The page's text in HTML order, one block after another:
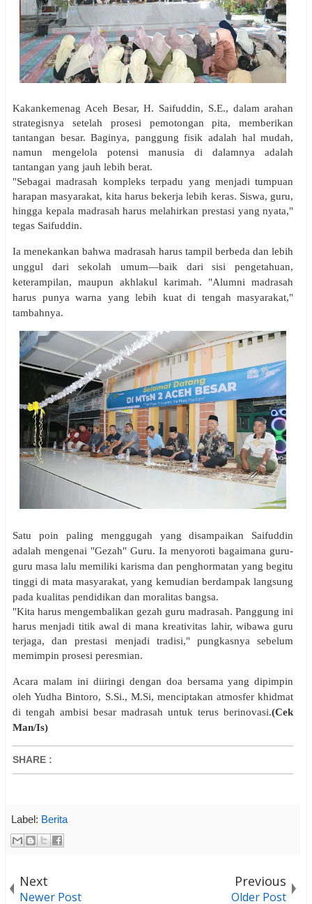
Kakankemenag Aceh Besar, H. Saifuddin, S.E., dalam arahan
strategisnya setelah prosesi pemotongan pita, memberikan
tantangan besar. Baginya, panggung fisik adalah hal mudah,
namun mengelola potensi manusia di dalamnya adalah
tantangan yang jauh lebih berat.
"Sebagai madrasah kompleks terpadu yang menjadi tumpuan
harapan masyarakat, kita harus bekerja lebih keras. Siswa, guru,
hingga kepala madrasah harus melahirkan prestasi yang nyata,"
tegas Saifuddin.
Ia menekankan bahwa madrasah harus tampil berbeda dan lebih
unggul dari sekolah umum—baik dari sisi pengetahuan,
keterampilan, maupun akhlakul karimah. "Alumni madrasah
harus punya warna yang lebih kuat di tengah masyarakat,"
tambahnya.
Satu poin paling menggugah yang disampaikan Saifuddin
adalah mengenai "Gezah" Guru. Ia menyoroti bagaimana guru-
guru masa lalu memiliki karisma dan penghormatan yang begitu
tinggi di mata masyarakat, yang kemudian berdampak langsung
pada kualitas pendidikan dan moralitas bangsa.
"Kita harus mengembalikan gezah guru madrasah. Panggung ini
harus menjadi titik awal di mana kreativitas lahir, wibawa guru
terjaga, dan prestasi menjadi tradisi," pungkasnya sebelum
memimpin prosesi peresmian.
Acara malam ini diiringi dengan doa bersama yang dipimpin
oleh Yudha Bintoro, S.Si., M.Si, menciptakan atmosfer khidmat
di tengah ambisi besar madrasah untuk terus berinovasi.(Cek
Man/Is)
SHARE :
Label: Berita
Next
Newer Post
Previous
Older Post